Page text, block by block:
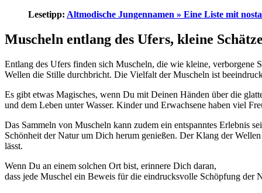
Lesetipp: Altmodische Jungennamen » Eine Liste mit
Muscheln entlang des Ufers, kleine
Entlang des Ufers finden sich Muscheln, die wie kleine, verborgene
Wellen die Stille durchbricht. Die Vielfalt der Muscheln ist
Es gibt etwas Magisches, wenn Du mit Deinen Händen über die
und dem Leben unter Wasser. Kinder und Erwachsene haben viel
Das Sammeln von Muscheln kann zudem ein entspanntes Erlebnis
Schönheit der Natur um Dich herum genießen. Der Klang der
lässt.
Wenn Du an einem solchen Ort bist, erinnere Dich daran,
dass jede Muschel ein Beweis für die eindrucksvolle Schöpfung der